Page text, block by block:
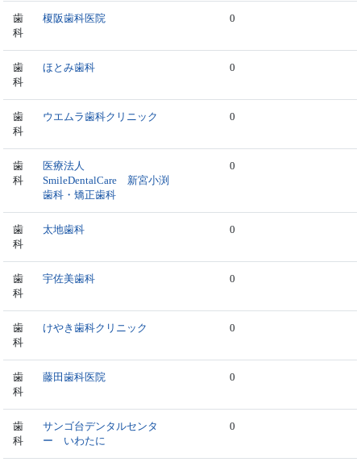
歯
科
榎阪歯科医院 0
歯
科
ほとみ歯科 0
歯
科
ウエムラ歯科クリニック 0
歯
科
医療法人
SmileDentalCare 新宮小渕
歯科・矯正歯科
0
歯
科
太地歯科 0
歯
科
宇佐美歯科 0
歯
科
けやき歯科クリニック 0
歯
科
藤田歯科医院 0
歯
科
サンゴ台デンタルセンタ
ー いわたに
0